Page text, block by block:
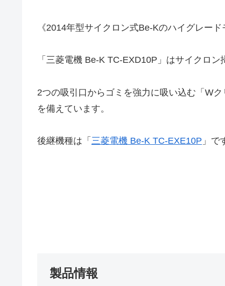
《2014年型サイクロン式Be-Kのハイグレー
「三菱電機 Be-K TC-EXD10P」はサイクロ
2つの吸引口からゴミを強力に吸い込む「W
を備えています。
後継機種は「 三菱電機 Be-K TC-EXE10P 」で
製品情報